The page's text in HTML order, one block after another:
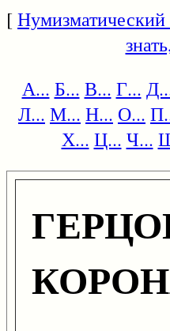
[Нумизматический
А... Б... В... Г...
Л... М... Н... О...
Х... Ц... Ч...